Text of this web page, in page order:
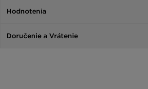
Hodnotenia
Doručenie a Vrátenie